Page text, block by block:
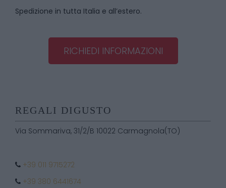
Spedizione in tutta Italia e all’estero.
RICHIEDI INFORMAZIONI
REGALI DIGUSTO
Via Sommariva, 31/2/B 10022 Carmagnola(TO)
+39 011 9715272
+39 380 6441674